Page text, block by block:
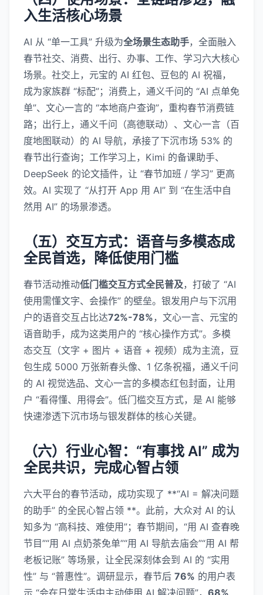
入生活核心场景
AI 从 “单一工具” 升级为全场景生态助手，全面融入
春节社交、消费、出行、办事、工作、学习六大核心
场景。社交上，元宝的 AI 红包、豆包的 AI 祝福，
成为家族群 “标配”；消费上，通义千问的 “AI 点单免
单”、文心一言的 “本地商户查询”，重构春节消费链
路；出行上，通义千问（高德联动）、文心一言（百
度地图联动）的 AI 导航，承接了下沉市场 53% 的
春节出行查询；工作学习上，Kimi 的备课助手、
DeepSeek 的论文插件，让 “春节加班 / 学习” 更高
效。AI 实现了 “从打开 App 用 AI” 到 “在生活中自
然用 AI” 的场景渗透。
（五）交互方式：语音与多模态成
全民首选，降低使用门槛
春节活动推动低门槛交互方式全民普及，打破了 “AI
使用需懂文字、会操作” 的壁垒。银发用户与下沉用
户的语音交互占比达72%-78%，文心一言、元宝的
语音助手，成为这类用户的 “核心操作方式”。多模
态交互（文字 + 图片 + 语音 + 视频）成为主流，豆
包生成 5000 万张新春头像、1 亿条祝福，通义千问
的 AI 视觉选品、文心一言的多模态红包封面，让用
户 “看得懂、用得会”。低门槛交互方式，是 AI 能够
快速渗透下沉市场与银发群体的核心关键。
（六）行业心智：“有事找 AI” 成为
全民共识，完成心智占领
六大平台的春节活动，成功实现了 **“AI = 解决问题
的助手” 的全民心智占领 **。此前，大众对 AI 的认
知多为 “高科技、难使用”；春节期间，“用 AI 查春晚
节目”“用 AI 点奶茶免单”“用 AI 导航去庙会”“用 AI 帮
老板记账” 等场景，让全民深刻体会到 AI 的 “实用
性” 与 “普惠性”。调研显示，春节后 76% 的用户表
示 “会在日常生活中主动使用 AI 解决问题”， 68%